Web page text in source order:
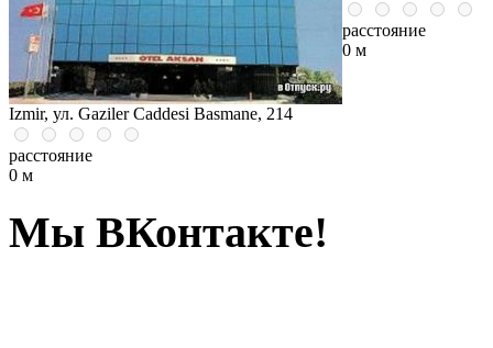
Izmir, ул. Gaziler Caddesi Basmane, 214
расстояние
0 м
расстояние
0 м
Мы ВКонтакте!